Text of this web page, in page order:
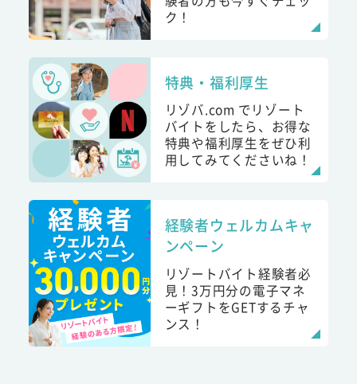
ク！
特典・福利厚生
リゾバ.com でリゾート
バイトをしたら、お得な
特典や福利厚生をぜひ利
用してみてくださいね！
経験者ウェルカムキャ
ンペーン
リゾートバイト経験者必
見！3万円分の電子マネ
ーギフトをGETするチャ
ンス！